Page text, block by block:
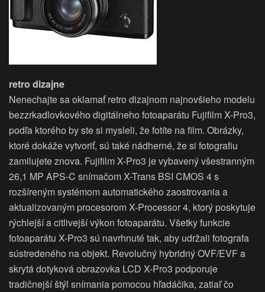
retro dizajne
Nenechajte sa oklamať retro dizajnom najnovšieho modelu
bezzrkadlovkového digitálneho fotoaparátu Fujifilm X-Pro3,
podľa ktorého by ste si mysleli, že fotíte na film. Obrázky,
ktoré dokáže vytvoriť, sú také nádherné, že si fotografiu
zamilujete znova. Fujifilm X-Pro3 je vybavený všestranným
26,1 MP APS-C snímačom X-Trans BSI CMOS 4 s
rozšíreným systémom automatického zaostrovania a
aktualizovaným procesorom X-Processor 4, ktorý poskytuje
rýchlejší a citlivejší výkon fotoaparátu. Všetky funkcie
fotoaparátu X-Pro3 sú navrhnuté tak, aby udržali fotografa
sústredeného na objekt. Revolučný hybridný OVF/EVF a
skrytá dotyková obrazovka LCD X-Pro3 podporuje
tradičnejší štýl snímania pomocou hľadáčika, zatiaľ čo